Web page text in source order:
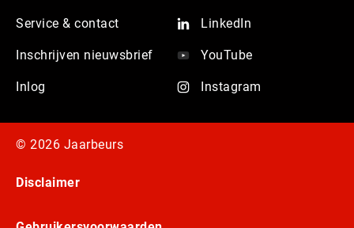
Service & contact
Inschrijven nieuwsbrief
Inlog
LinkedIn
YouTube
Instagram
© 2026 Jaarbeurs
Disclaimer